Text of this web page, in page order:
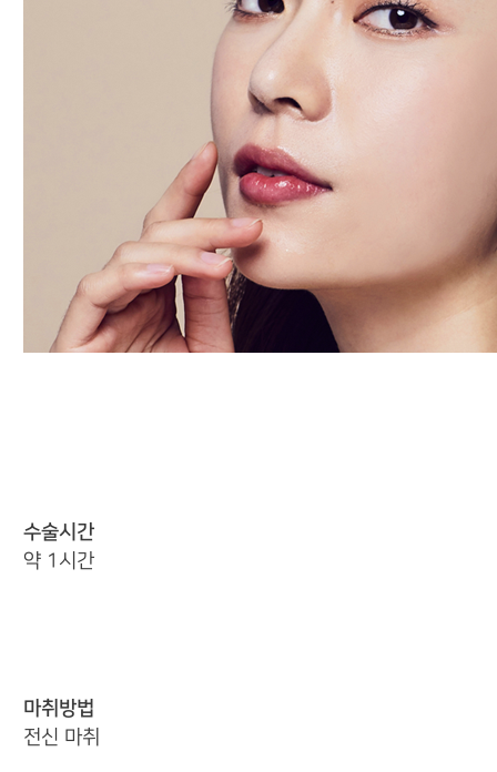
수술시간
약 1시간
마취방법
전신 마취